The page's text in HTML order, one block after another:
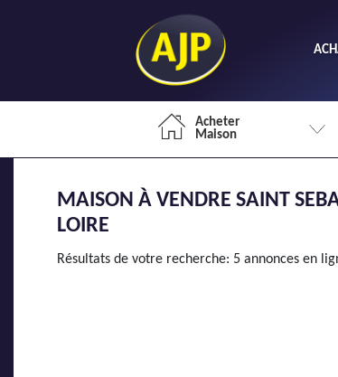
Acheter
Maison
MAISON À VENDRE SAINT
LOIRE
Résultats de votre recherche: 5 annonces en